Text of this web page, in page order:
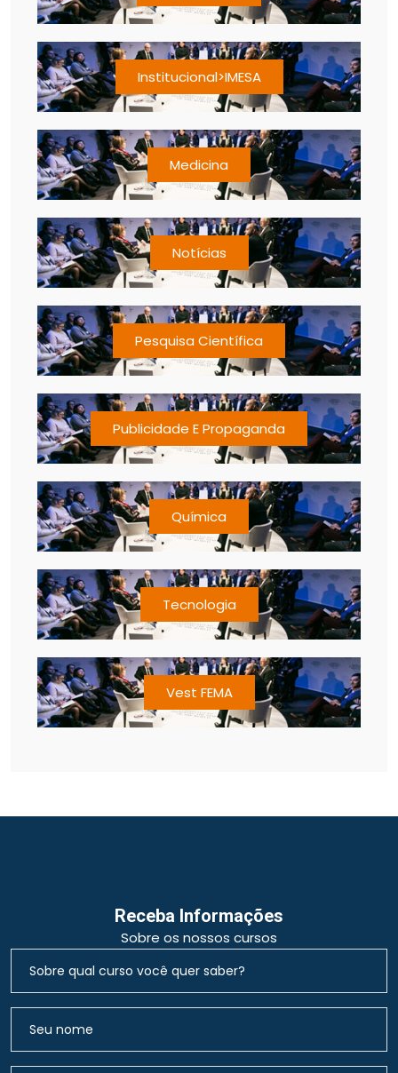
Institucional>IMESA
Medicina
Notícias
Pesquisa Científica
Publicidade E Propaganda
Química
Tecnologia
Vest FEMA
Receba Informações
Sobre os nossos cursos